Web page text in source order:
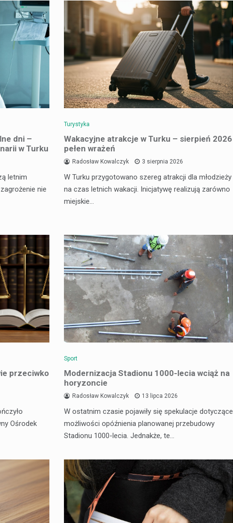
dni –
w Turku
letnim
nie
Turystyka
Wakacyjne atrakcje w Turku – sierpień 2026
pełen wrażeń
Radosław Kowalczyk 3 sierpnia 2026
W Turku przygotowano szereg atrakcji dla młodzieży
na czas letnich wakacji. Inicjatywę realizują zarówno
miejskie…
przeciwko
Ośrodek
Sport
Modernizacja Stadionu 1000-lecia wciąż na
horyzoncie
Radosław Kowalczyk 13 lipca 2026
W ostatnim czasie pojawiły się spekulacje dotyczące
możliwości opóźnienia planowanej przebudowy
Stadionu 1000-lecia. Jednakże, te…